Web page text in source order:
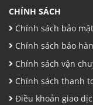
CHÍNH SÁCH
Chính sách bảo mật
Chính sách bảo
Chính sách vận
Chính sách thanh
Điều khoản giao